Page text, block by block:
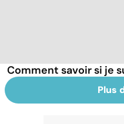
Comment savoir si je
Plus